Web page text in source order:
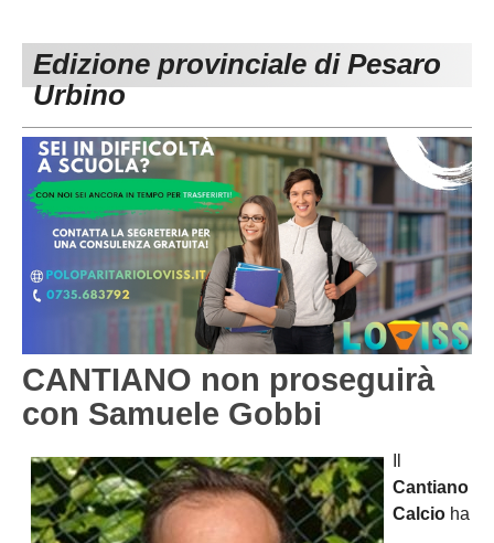
Carica la tua Rosa
1^ CATEGORIA
3^ CATEGORIA
GIOVANILI
Edizione provinciale di Pesaro
Urbino
CANTIANO non proseguirà
con Samuele Gobbi
Cantiano
Calcio ha